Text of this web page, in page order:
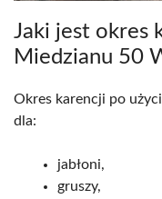
Jaki jest okres
Miedzianu 50
Okres karencji po
dla:
jabłoni,
gruszy,